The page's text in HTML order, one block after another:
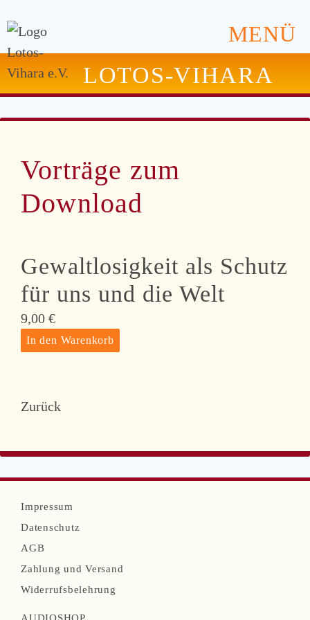
MENÜ
LOTOS-VIHARA
Vorträge zum
Download
Gewaltlosigkeit als Schutz
für uns und die Welt
9,00 €
Zurück
N
a
v
i
g
Impressum
Datenschutz
AGB
Zahlung und Versand
Widerrufsbelehrung
AUDIOSHOP